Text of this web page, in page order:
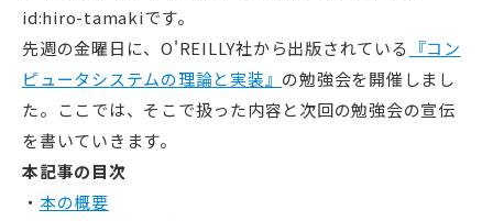
id:hiro-tamakiです。
先週の金曜日に、O'REILLY社から出版されている
『コン
ピュータシステムの理論と実装』 の勉強会を開催しまし
た。ここでは、そこで扱った内容と次回の勉強会の宣伝
を書いていきます。
本記事の目次
本の概要